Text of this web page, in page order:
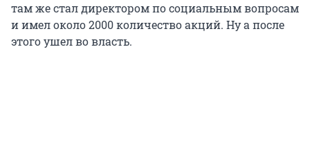
там же стал директором по социальным вопросам
и имел около 2000 количество акций. Ну а после
этого ушел во власть.